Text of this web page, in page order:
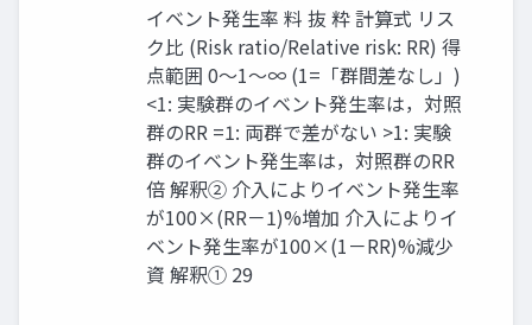
イベント発生率 料 抜 粋 計算式 リス
ク比 (Risk ratio/Relative risk: RR) 得
点範囲 0〜1〜∞ (1=「群間差なし」)
<1: 実験群のイベント発生率は，対照
群のRR =1: 両群で差がない >1: 実験
群のイベント発生率は，対照群のRR
倍 解釈② 介⼊によりイベント発生率
が100×(RR－1)%増加 介⼊によりイ
ベント発生率が100×(1－RR)%減少
資 解釈① 29